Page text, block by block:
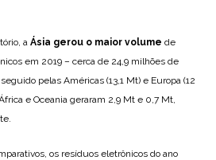
a Ásia gerou o maior volume de
em 2019 – cerca de 24,9 milhões de
pelas Américas (13,1 Mt) e Europa (12
e Oceania geraram 2,9 Mt e 0,7 Mt,
os resíduos eletrônicos do ano